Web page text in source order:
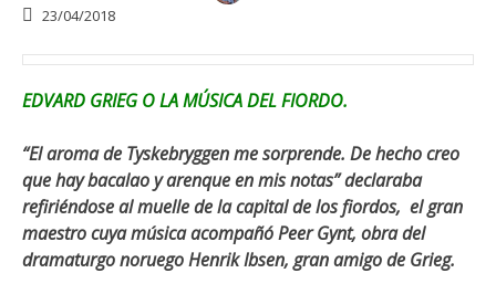
23/04/2018
EDVARD GRIEG O LA MÚSICA DEL FIORDO.
“El aroma de Tyskebryggen me sorprende. De hecho creo
que hay bacalao y arenque en mis notas” declaraba
refiriéndose al muelle de la capital de los fiordos, el gran
maestro cuya música acompañó Peer Gynt, obra del
dramaturgo noruego Henrik Ibsen, gran amigo de Grieg.